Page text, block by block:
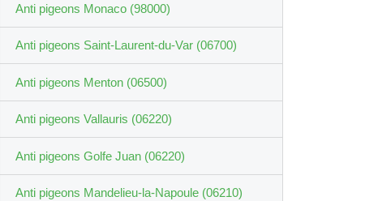
Anti pigeons Monaco (98000)
Anti pigeons Saint-Laurent-du-Var (06700)
Anti pigeons Menton (06500)
Anti pigeons Vallauris (06220)
Anti pigeons Golfe Juan (06220)
Anti pigeons Mandelieu-la-Napoule (06210)